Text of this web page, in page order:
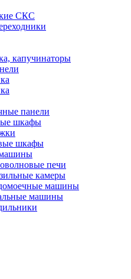
СКС
капучинаторы
панели
шкафы
шкафы
печи
камеры
машины
машины